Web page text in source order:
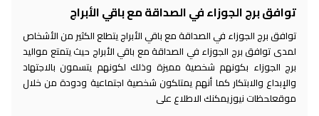
توافق برج الجوزاء في الصداقة مع باقي الأبراج
توافق برج الجوزاء في الصداقة مع باقي الأبراج يتطلع الكثير من الأشخاص
لمدى توافق برج الجوزاء في الصداقة مع باقي الأبراج حيث يتمتع مواليد
برج الجوزاء بكونهم شخصية مميزة وذلك لكونهم يتسمون بالاجتهاد
والإبداع والابتكار كما أنهم يمتلكون شخصية اجتماعية ودودة من خلال
موقعلحظات نيوزيمكنك الاطلاع على